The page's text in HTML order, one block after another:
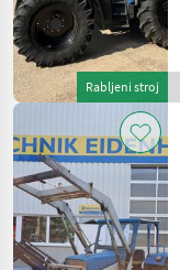
Rabljeni stroj